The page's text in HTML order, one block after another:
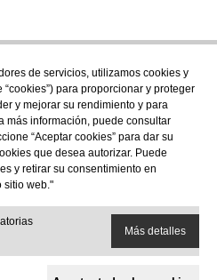
con nosotros en nuestra
Unión Europea -
EU
de servicios, utilizamos cookies y
para proporcionar y proteger
y mejorar su rendimiento y para
más información, puede consultar
“Aceptar cookies” para dar su
que desea autorizar. Puede
y retirar su consentimiento en
sitio web."
Más detalles